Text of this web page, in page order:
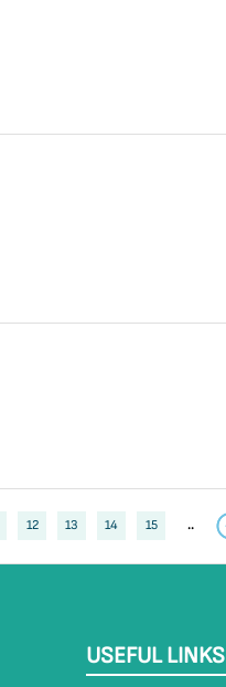
12 13 14 15 ..
USEFUL LINKS